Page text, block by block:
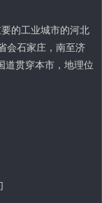
的工业城市的河北
会石家庄，南至济
道贯穿本市，地理位